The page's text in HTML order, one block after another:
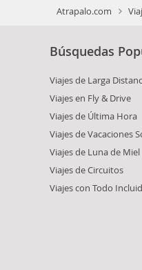
Atrapalo.com
Búsquedas
Viajes de Larga
Viajes en Fly & Drive
Viajes de Última Hora
Viajes de Vacaciones
Viajes de Luna de Miel
Viajes de Circuitos
Viajes con Todo